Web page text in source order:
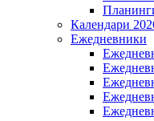
Календари
Ежедневники